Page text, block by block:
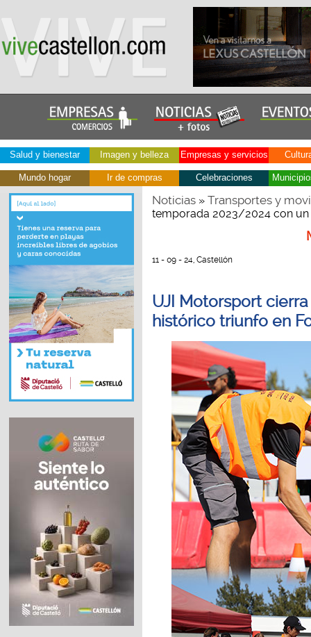
Salud y bienestar Imagen y belleza Empresas y servicios
Mundo hogar Ir de compras Celebraciones
Noticias» Transportes y
temporada 2023/2024 con
11 - 09 - 24, Castellón
UJI Motorsport
histórico triunfo en